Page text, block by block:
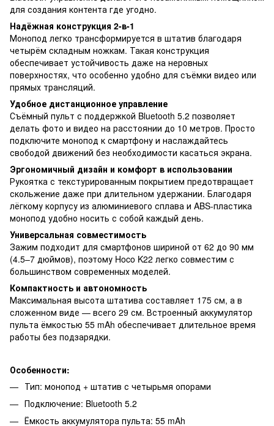
для создания контента где угодно.
Надёжная конструкция 2-в-1
Монопод легко трансформируется в штатив благодаря
четырём складным ножкам. Такая конструкция
обеспечивает устойчивость даже на неровных
поверхностях, что особенно удобно для съёмки видео или
прямых трансляций.
Удобное дистанционное управление
Съёмный пульт с поддержкой Bluetooth 5.2 позволяет
делать фото и видео на расстоянии до 10 метров. Просто
подключите монопод к смартфону и наслаждайтесь
свободой движений без необходимости касаться экрана.
Эргономичный дизайн и комфорт в использовании
Рукоятка с текстурированным покрытием предотвращает
скольжение даже при длительном удержании. Благодаря
лёгкому корпусу из алюминиевого сплава и ABS-пластика
монопод удобно носить с собой каждый день.
Универсальная совместимость
Зажим подходит для смартфонов шириной от 62 до 90 мм
(4.5–7 дюймов), поэтому Hoco K22 легко совместим с
большинством современных моделей.
Компактность и автономность
Максимальная высота штатива составляет 175 см, а в
сложенном виде — всего 29 см. Встроенный аккумулятор
пульта ёмкостью 55 mAh обеспечивает длительное время
работы без подзарядки.
Особенности:
Тип: монопод + штатив с четырьмя опорами
Подключение: Bluetooth 5.2
Ёмкость аккумулятора пульта: 55 mAh